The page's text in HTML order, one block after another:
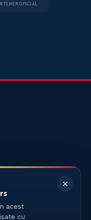
OFICIAL
acest
cu